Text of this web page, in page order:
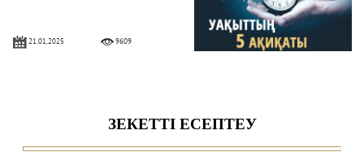
21.01.2025 9609
28.10.2024 6982